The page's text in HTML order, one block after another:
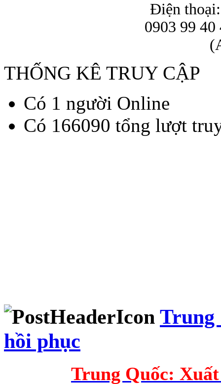
Điện
0903 99 40
THỐNG KÊ TRUY CẬP
Có 1 người Online
Có 166090 tổng lượt
Trung
hồi phục
Trung Quốc: